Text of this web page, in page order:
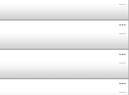
---
---
---
---
---
---
---